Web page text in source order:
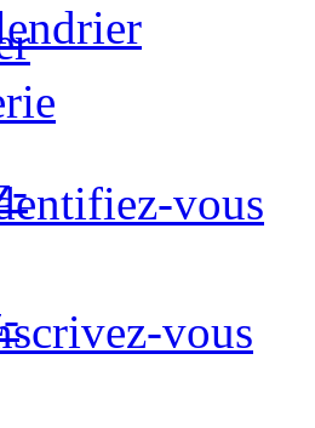
vous
vous